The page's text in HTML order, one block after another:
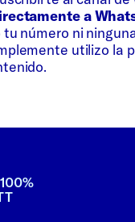
a
tu número ni
utilizo la